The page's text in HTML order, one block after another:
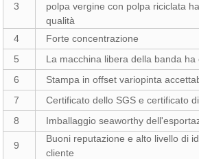
3
polpa vergine con polpa riciclata
qualità
4
Forte concentrazione
5
La macchina libera della banda ha
6
Stampa in offset variopinta
7
Certificato dello SGS e certificato
8
Imballaggio seaworthy
9
Buoni reputazione e alto livello di
cliente